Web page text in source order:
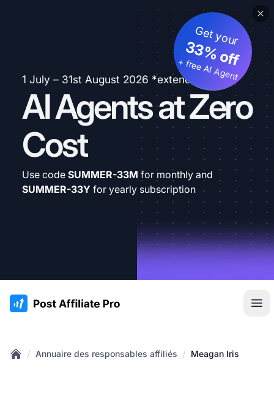
1 July – 31st August 2026 *extended
AI Agents at Zero
Cost
Get your
33% off
+ free AI Agent
Use code SUMMER-33M for monthly and
SUMMER-33Y for yearly subscription
:site.title
/ Annuaire des responsables affiliés / Meagan Iris